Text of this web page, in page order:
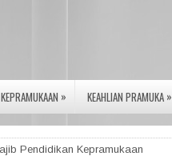
KEPRAMUKAAN » KEAHLIAN PRAMUKA »
Pendidikan Kepramukaan